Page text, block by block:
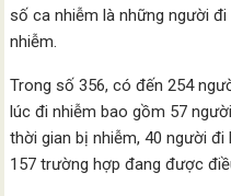
số ca nhiễm là những người
nhiễm.
Trong số 356, có đến 254
lúc đi nhiễm bao gồm 57
thời gian bị nhiễm, 40 người
157 trường hợp đang được